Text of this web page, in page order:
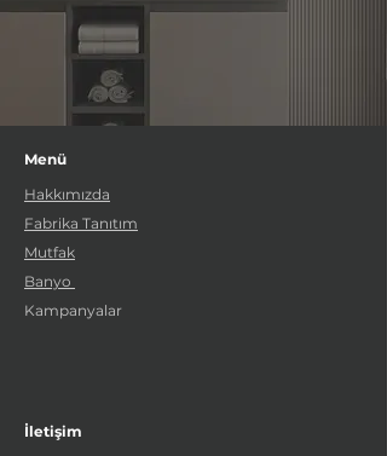
Menü
Hakkımızda
Fabrika Tanıtım
Mutfak
Banyo
Kampanyalar
İletişim